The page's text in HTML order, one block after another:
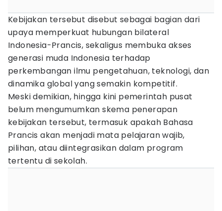
Kebijakan tersebut disebut sebagai bagian dari
upaya memperkuat hubungan bilateral
Indonesia-Prancis, sekaligus membuka akses
generasi muda Indonesia terhadap
perkembangan ilmu pengetahuan, teknologi, dan
dinamika global yang semakin kompetitif.
Meski demikian, hingga kini pemerintah pusat
belum mengumumkan skema penerapan
kebijakan tersebut, termasuk apakah Bahasa
Prancis akan menjadi mata pelajaran wajib,
pilihan, atau diintegrasikan dalam program
tertentu di sekolah.